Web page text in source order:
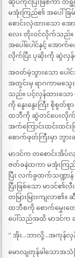
ဆုပ်ကိုင်ပြီးဖြစ်ကာ တ
မအုံးကြည်၏ အပေါ်ခြမ်
စောင်းလှဲထားသော အ
လေး တိုးဝင်လိုက်သည်။
အပေါ်ပေါင်နှင့် အော
လိုက်ပြီး ပုဆိုးကို ဆွဲလှ
အဝတ်မဲ့သွားသော ပေါ
အတွင်းမှ ရာဂကာမသွ
သည်။ ပင့်လှန်ထားသော မ
ကို နွေးနွေးကြီး စိုစွ
ထဘီကို ဆွဲတင်ပေးလိုက်ရ
အက်ကြောင်းထင်းထင်
စောက်ဖုတ်ကြီးမှာ ဘွာ
မာဒင်က တစောင်းအိပ်
ဇတ်ခနဲထကာ မအုံးကြည်
ပြီး လက်ခွထက်သဏ္ဍ
ပြီးဖြစ်သော မာဒင်၏
တမြားမြားကျလာ၏
ထဘီစကို စောက်မွှေးတေ
ပေါ်သည်အထိ မာဒင်
“ အိုး…ဘာလို့…အကုန်လှ
မောလျတုန်ခါသောအသံ